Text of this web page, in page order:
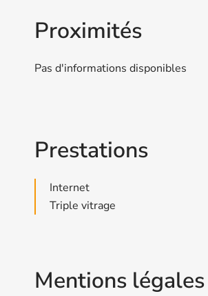
Proximités
Pas d'informations disponibles
Prestations
Internet
Triple vitrage
Mentions légales